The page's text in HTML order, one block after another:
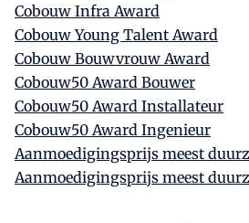
Cobouw Infra Award
Cobouw Young Talent Award
Cobouw Bouwvrouw Award
Cobouw50 Award Bouwer
Cobouw50 Award Installateur
Cobouw50 Award Ingenieur
Aanmoedigingsprijs meest
Aanmoedigingsprijs meest